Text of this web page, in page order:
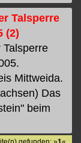
Talsperre
(2)
Talsperre
Mittweida.
Das
beim